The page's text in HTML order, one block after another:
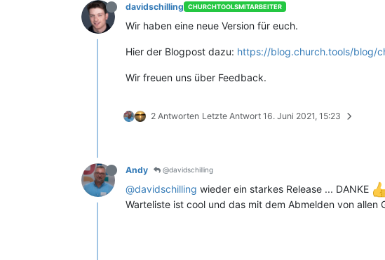
davidschilling CHURCHTOOLSMITARBEITER
Wir haben eine neue Version für euch.
Hier der Blogpost dazu: https://blog.church.tools/blog/
Wir freuen uns über Feedback.
2 Antworten Letzte Antwort 16. Juni 2021, 15:23
Andy @davidschilling
@davidschilling wieder ein starkes Release ... DANKE
Warteliste ist cool und das mit dem Abmelden von